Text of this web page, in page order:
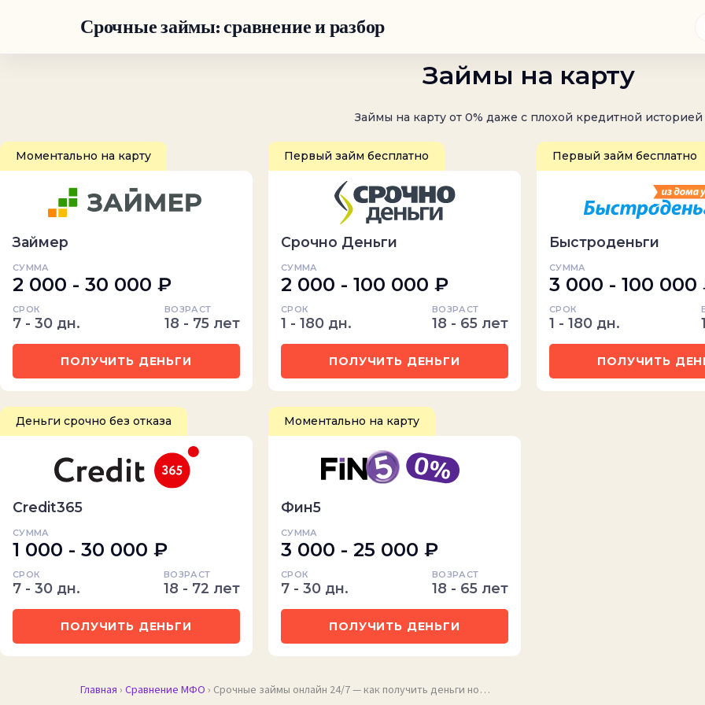
Срочные займы: сравнение и разбор
Займы на карту
Займы на карту от 0% даже с плохой кредитной историей
Моментально на карту
Займер
СУММА
2 000 - 30 000 ₽
СРОК
7 - 30 дн.
ВОЗРАСТ
18 - 75 лет
ПОЛУЧИТЬ ДЕНЬГИ
Первый займ бесплатно
Срочно Деньги
СУММА
2 000 - 100 000 ₽
СРОК
1 - 180 дн.
ВОЗРАСТ
18 - 65 лет
ПОЛУЧИТЬ ДЕНЬГИ
Первый займ бесплатно
Быстроденьги
СУММА
3 000 - 100 000
СРОК
1 - 180 дн.
ПОЛУЧИТЬ
Деньги срочно без отказа
Credit365
СУММА
1 000 - 30 000 ₽
СРОК
7 - 30 дн.
ВОЗРАСТ
18 - 72 лет
ПОЛУЧИТЬ ДЕНЬГИ
Моментально на карту
Фин5
СУММА
3 000 - 25 000 ₽
СРОК
7 - 30 дн.
ВОЗРАСТ
18 - 65 лет
ПОЛУЧИТЬ ДЕНЬГИ
Главная › Сравнение МФО › Срочные займы онлайн 24/7 — как получить деньги но…